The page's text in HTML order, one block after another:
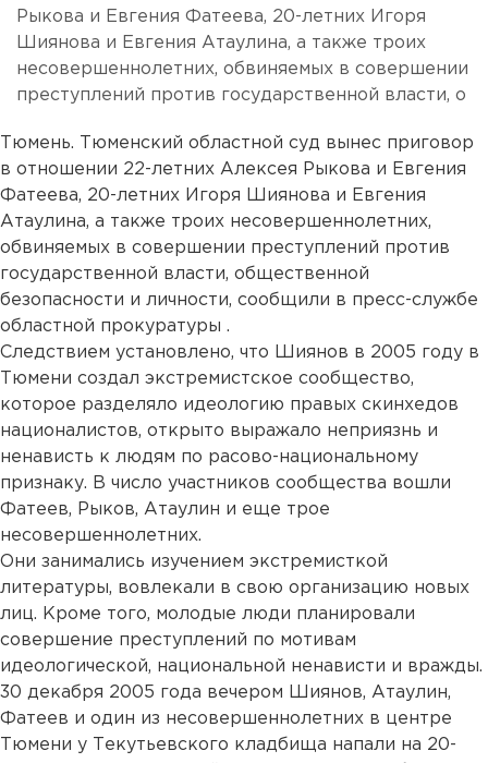
Рыкова и Евгения Фатеева, 20-летних Игоря
Шиянова и Евгения Атаулина, а также троих
несовершеннолетних, обвиняемых в совершении
преступлений против государственной власти, о
Тюмень. Тюменский областной суд вынес приговор
в отношении 22-летних Алексея Рыкова и Евгения
Фатеева, 20-летних Игоря Шиянова и Евгения
Атаулина, а также троих несовершеннолетних,
обвиняемых в совершении преступлений против
государственной власти, общественной
безопасности и личности, сообщили в пресс-службе
областной прокуратуры .
Следствием установлено, что Шиянов в 2005 году в
Тюмени создал экстремистское сообщество,
которое разделяло идеологию правых скинхедов
националистов, открыто выражало неприязнь и
ненависть к людям по расово-национальному
признаку. В число участников сообщества вошли
Фатеев, Рыков, Атаулин и еще трое
несовершеннолетних.
Они занимались изучением экстремисткой
литературы, вовлекали в свою организацию новых
лиц. Кроме того, молодые люди планировали
совершение преступлений по мотивам
идеологической, национальной ненависти и вражды.
30 декабря 2005 года вечером Шиянов, Атаулин,
Фатеев и один из несовершеннолетних в центре
Тюмени у Текутьевского кладбища напали на 20-